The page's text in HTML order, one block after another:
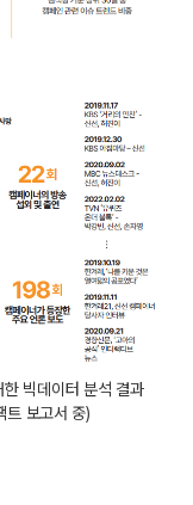
빅데이터 분석 결과
트 보고서 중)